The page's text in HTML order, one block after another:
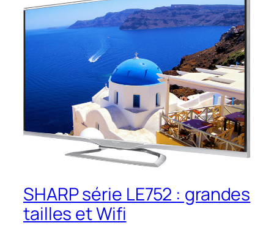
SHARP série LE752 : grandes
tailles et Wifi